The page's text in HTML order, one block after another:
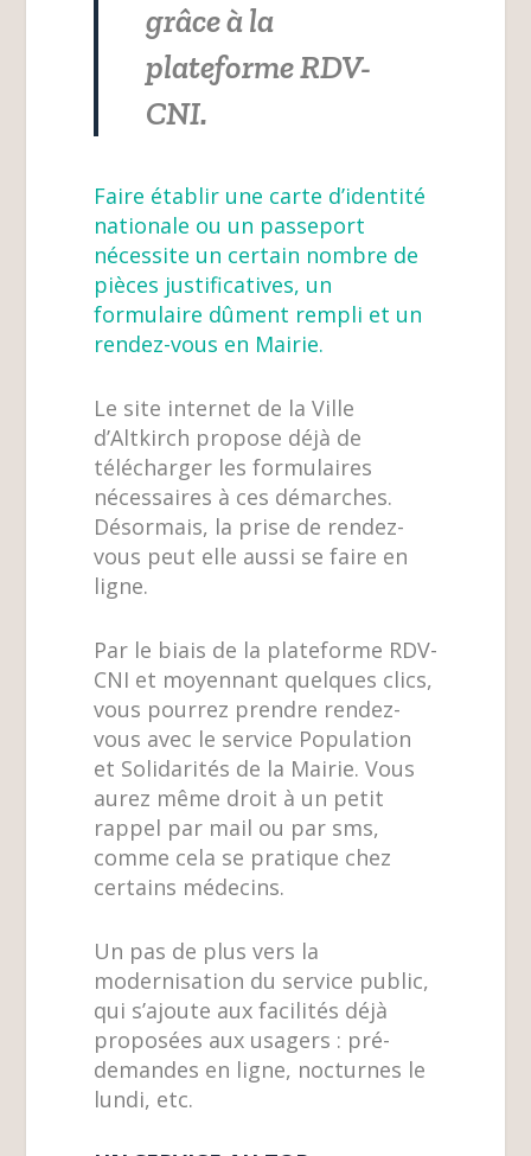
grâce à la
plateforme RDV-
CNI.
Faire établir une carte d’identité
nationale ou un passeport
nécessite un certain nombre de
pièces justificatives, un
formulaire dûment rempli et un
rendez-vous en Mairie.
Le site internet de la Ville
d’Altkirch propose déjà de
télécharger les formulaires
nécessaires à ces démarches.
Désormais, la prise de rendez-
vous peut elle aussi se faire en
ligne.
Par le biais de la plateforme RDV-
CNI et moyennant quelques clics,
vous pourrez prendre rendez-
vous avec le service Population
et Solidarités de la Mairie. Vous
aurez même droit à un petit
rappel par mail ou par sms,
comme cela se pratique chez
certains médecins.
Un pas de plus vers la
modernisation du service public,
qui s’ajoute aux facilités déjà
proposées aux usagers : pré-
demandes en ligne, nocturnes le
lundi, etc.